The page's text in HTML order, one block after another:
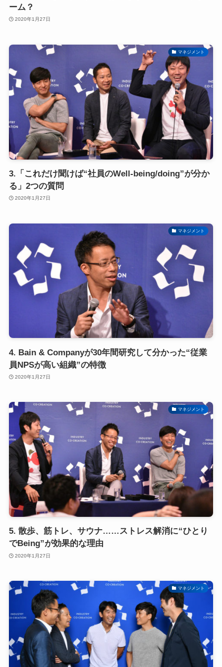
ーム？
2020年1月27日
マネジメント
3.「これだけ聞けば“社員のWell-being/doing”が分か
る」2つの質問
2020年1月27日
マネジメント
4. Bain & Companyが30年間研究して分かった“従業
員NPSが高い組織”の特徴
2020年1月27日
マネジメント
5. 散歩、筋トレ、サウナ……ストレス解消に“ひとり
でBeing”が効果的な理由
2020年1月27日
マネジメント